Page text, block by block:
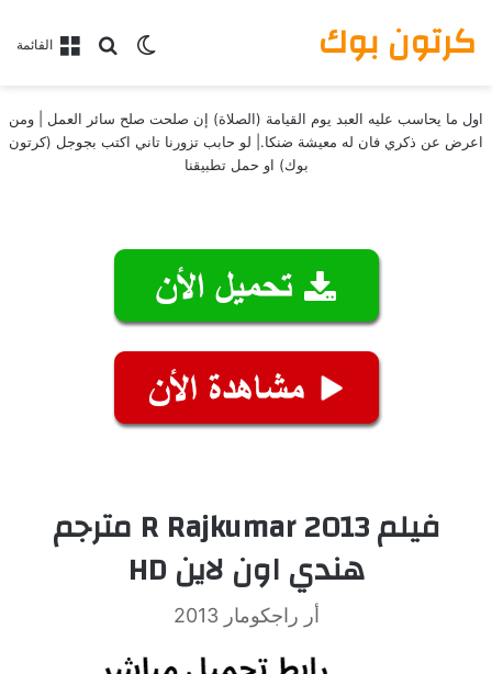
القائمةبحث عن
الوضع المظلم كرتون بوك
اول ما يحاسب عليه العبد يوم القيامة (الصلاة) إن صلحت صلح سائر العمل | ومن
اعرض عن ذكري فان له معيشة ضنكا.| لو حابب تزورنا تاني اكتب بجوجل (كرتون
بوك) او حمل تطبيقنا
فيلم R Rajkumar 2013 مترجم
هندي اون لاين HD
أر راجكومار 2013